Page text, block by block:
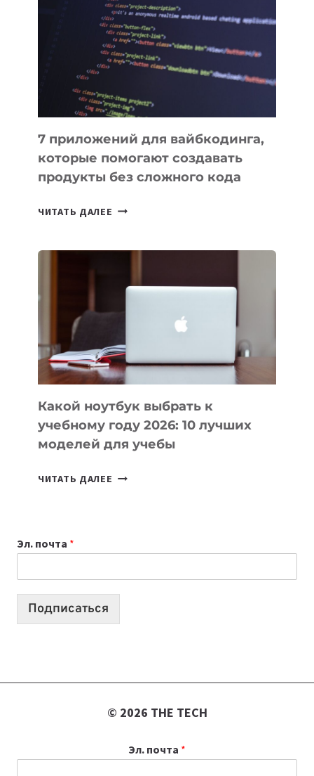
ИНСТРУМЕНТОВ
ДЛЯ
РАБОТЫ
7 приложений для вайбкодинга,
которые помогают создавать
продукты без сложного кода
ЧИТАТЬ ДАЛЕЕ 7
ПОМОГАЮТ
СОЗДАВАТЬ
БЕЗ
СЛОЖНОГО
КОДА
Какой ноутбук выбрать к
учебному году 2026: 10 лучших
моделей для учебы
ЧИТАТЬ ДАЛЕЕ КАКОЙ
2026:
10
Эл. почта *
Подписаться
© 2026 THE TECH
Эл. почта *